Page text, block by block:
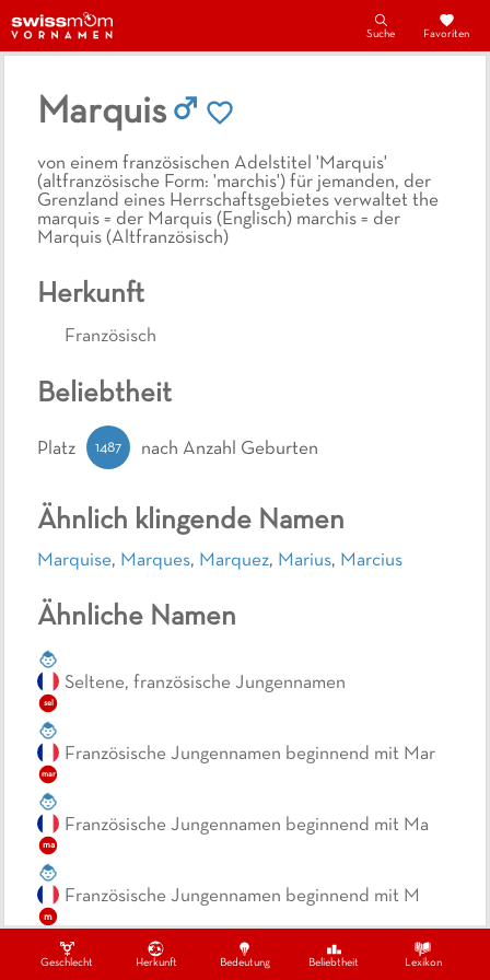
Geschlecht Herkunft Bedeutung Beliebtheit Lexikon
Suche Favoriten
Marquis
von einem französischen Adelstitel 'Marquis'
(altfranzösische Form: 'marchis') für jemanden, der
Grenzland eines Herrschaftsgebietes verwaltet the
marquis = der Marquis (Englisch) marchis = der
Marquis (Altfranzösisch)
Herkunft
Französisch
Ähnlich klingende Namen
Marquise, Marques, Marquez, Marius, Marcius
Ähnliche Namen
sel
Seltene, französische Jungennamen
mar
Französische Jungennamen beginnend mit Mar
ma
Französische Jungennamen beginnend mit Ma
m
Französische Jungennamen beginnend mit M
Französische Jungennamen endend mit S
Beliebtheit
Platz 1487 nach Anzahl Geburten